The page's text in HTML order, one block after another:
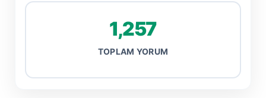
1,257
TOPLAM YORUM